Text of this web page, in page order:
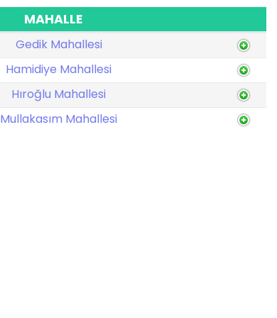
MAHALLE
Gedik Mahallesi
Hamidiye Mahallesi
Hıroğlu Mahallesi
Mullakasım Mahallesi